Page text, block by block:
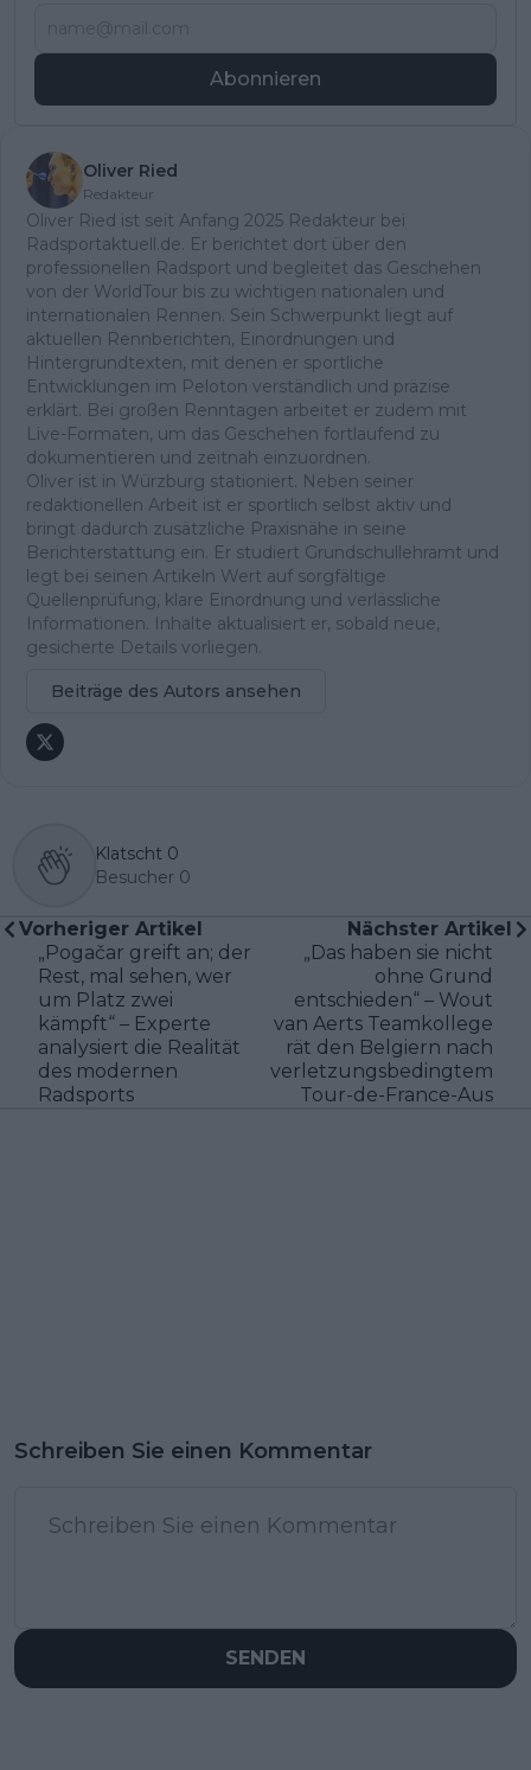
Abonnieren
Oliver Ried
Redakteur
Oliver Ried ist seit Anfang 2025 Redakteur bei
Radsportaktuell.de. Er berichtet dort über den
professionellen Radsport und begleitet das Geschehen
von der WorldTour bis zu wichtigen nationalen und
internationalen Rennen. Sein Schwerpunkt liegt auf
aktuellen Rennberichten, Einordnungen und
Hintergrundtexten, mit denen er sportliche
Entwicklungen im Peloton verständlich und präzise
erklärt. Bei großen Renntagen arbeitet er zudem mit
Live-Formaten, um das Geschehen fortlaufend zu
dokumentieren und zeitnah einzuordnen.
Oliver ist in Würzburg stationiert. Neben seiner
redaktionellen Arbeit ist er sportlich selbst aktiv und
bringt dadurch zusätzliche Praxisnähe in seine
Berichterstattung ein. Er studiert Grundschullehramt und
legt bei seinen Artikeln Wert auf sorgfältige
Quellenprüfung, klare Einordnung und verlässliche
Informationen. Inhalte aktualisiert er, sobald neue,
gesicherte Details vorliegen.
Beiträge des Autors ansehen
Klatscht 0
Besucher 0
Vorheriger Artikel
„Pogačar greift an; der
Rest, mal sehen, wer
um Platz zwei
kämpft“ – Experte
analysiert die Realität
des modernen
Radsports
Nächster Artikel
„Das haben sie nicht
ohne Grund
entschieden“ – Wout
van Aerts Teamkollege
rät den Belgiern nach
verletzungsbedingtem
Tour-de-France-Aus
Schreiben Sie einen Kommentar
SENDEN